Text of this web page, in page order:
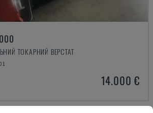
ТОКАРНИЙ ВЕРСТАТ
14.000 €